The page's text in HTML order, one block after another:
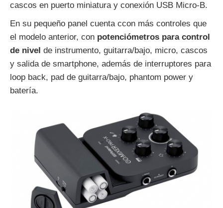
cascos en puerto miniatura y conexión USB Micro-B.
En su pequeño panel cuenta ccon más controles que
el modelo anterior, con potenciómetros para control
de nivel de instrumento, guitarra/bajo, micro, cascos
y salida de smartphone, además de interruptores para
loop back, pad de guitarra/bajo, phantom power y
batería.